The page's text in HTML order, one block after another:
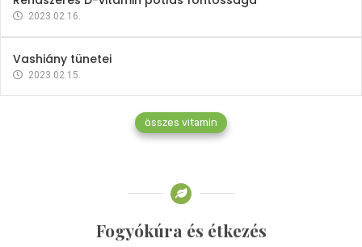
2023.02.16.
Vashiány tünetei
2023.02.15.
összes vitamin
Fogyókúra és étkezés